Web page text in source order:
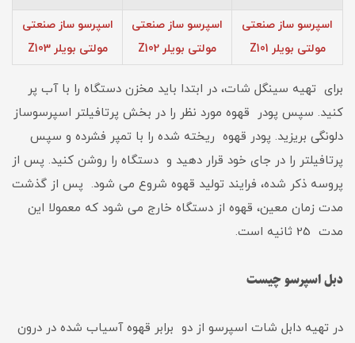
اسپرسو ساز صنعتی
مولتی بویلر Z101
اسپرسو ساز صنعتی
مولتی بویلر Z102
اسپرسو ساز صنعتی
مولتی بویلر Z103
برای تهیه سینگل شات، در ابتدا باید مخزن دستگاه را با آب پر
کنید. سپس پودر قهوه مورد نظر را در بخش پرتافیلتر اسپرسوساز
دلونگی بریزید. پودر قهوه ریخته شده را با تمپر فشرده و سپس
پرتافیلتر را در جای خود قرار دهید و دستگاه را روشن کنید. پس از
پروسه ذکر شده، فرایند تولید قهوه شروع می شود. پس از گذشت
مدت زمان معین، قهوه از دستگاه خارج می شود که معمولا این
مدت 25 ثانیه است.
دبل اسپرسو چیست
در تهیه دابل شات اسپرسو از دو برابر قهوه آسیاب شده در درون